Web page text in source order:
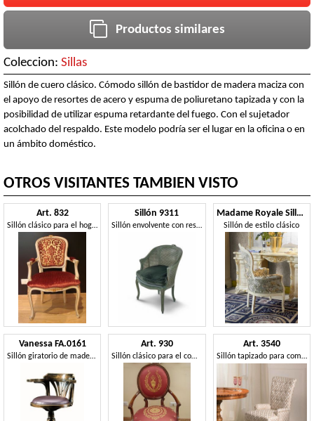
Productos similares
Coleccion: Sillas
Sillón de cuero clásico. Cómodo sillón de bastidor de madera maciza con
el apoyo de resortes de acero y espuma de poliuretano tapizada y con la
posibilidad de utilizar espuma retardante del fuego. Con el sujetador
acolchado del respaldo. Este modelo podría ser el lugar en la oficina o en
un ámbito doméstico.
OTROS VISITANTES TAMBIEN VISTO
Art. 832
Sillón clásico para el hogar, madera lacada antigua
Sillón 9311
Sillón envolvente con respaldo de caña
Madame Royale Sillón
Sillón de estilo clásico
Vanessa FA.0161
Sillón giratorio de madera curvada, de estilo clásico en el lujo
Art. 930
Sillón clásico para el comedor, tela decorada
Art. 3540
Sillón tapizado para comedor